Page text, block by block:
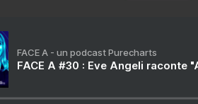
FACE A - un podcast Purecharts
FACE A #30 : Eve Angeli raconte